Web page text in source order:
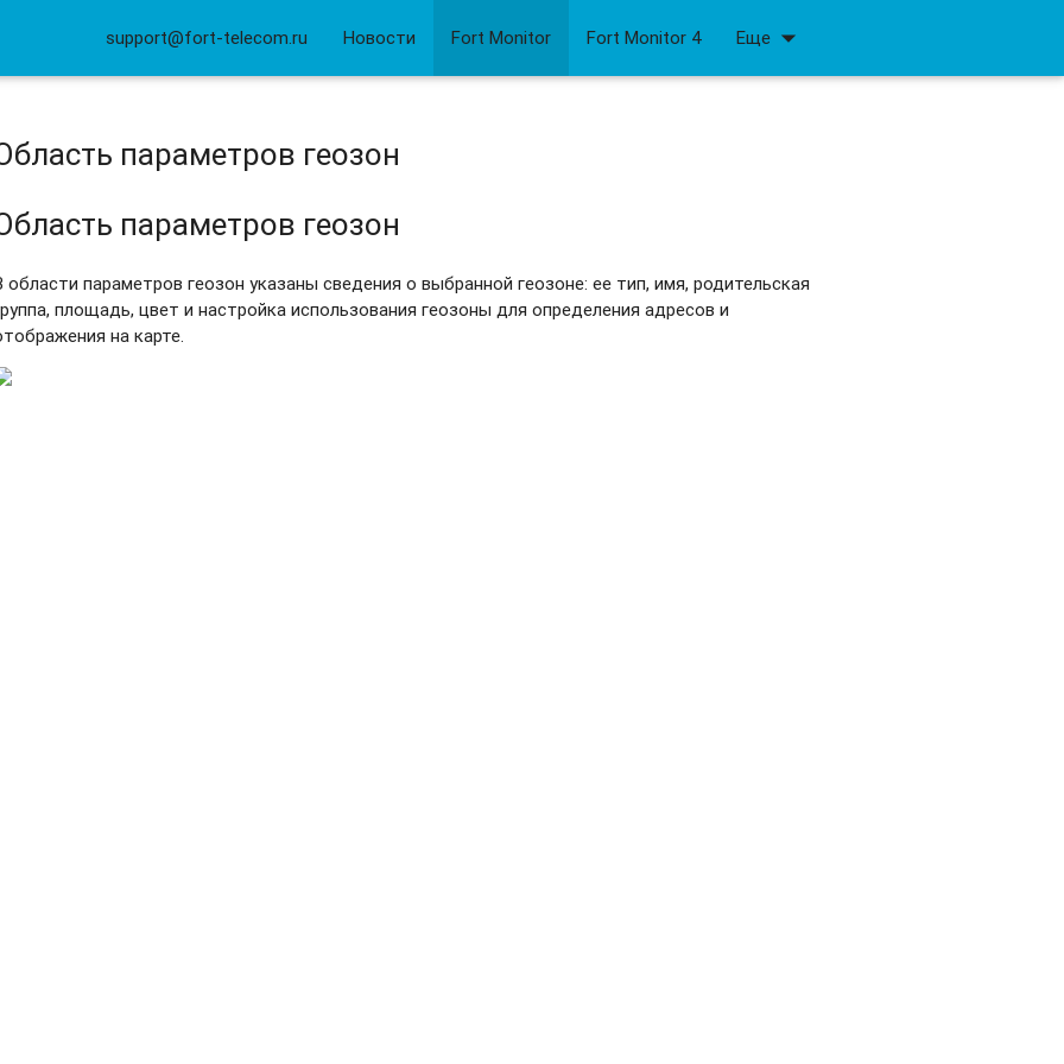
support@fort-telecom.ru Новости Fort Monitor Fort Monitor 4 Еще arrow_drop_down
параметров геозон
параметров геозон
области параметров геозон указаны сведения о выбранной геозоне: ее тип, имя, родительская
площадь, цвет и настройка использования геозоны для определения адресов и
на карте.